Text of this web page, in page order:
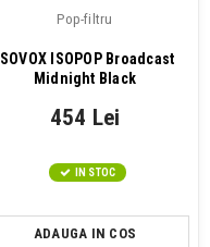
Pop-filtru
ISOVOX ISOPOP Broadcast
Midnight Black
454 Lei
IN STOC
ADAUGA IN COS